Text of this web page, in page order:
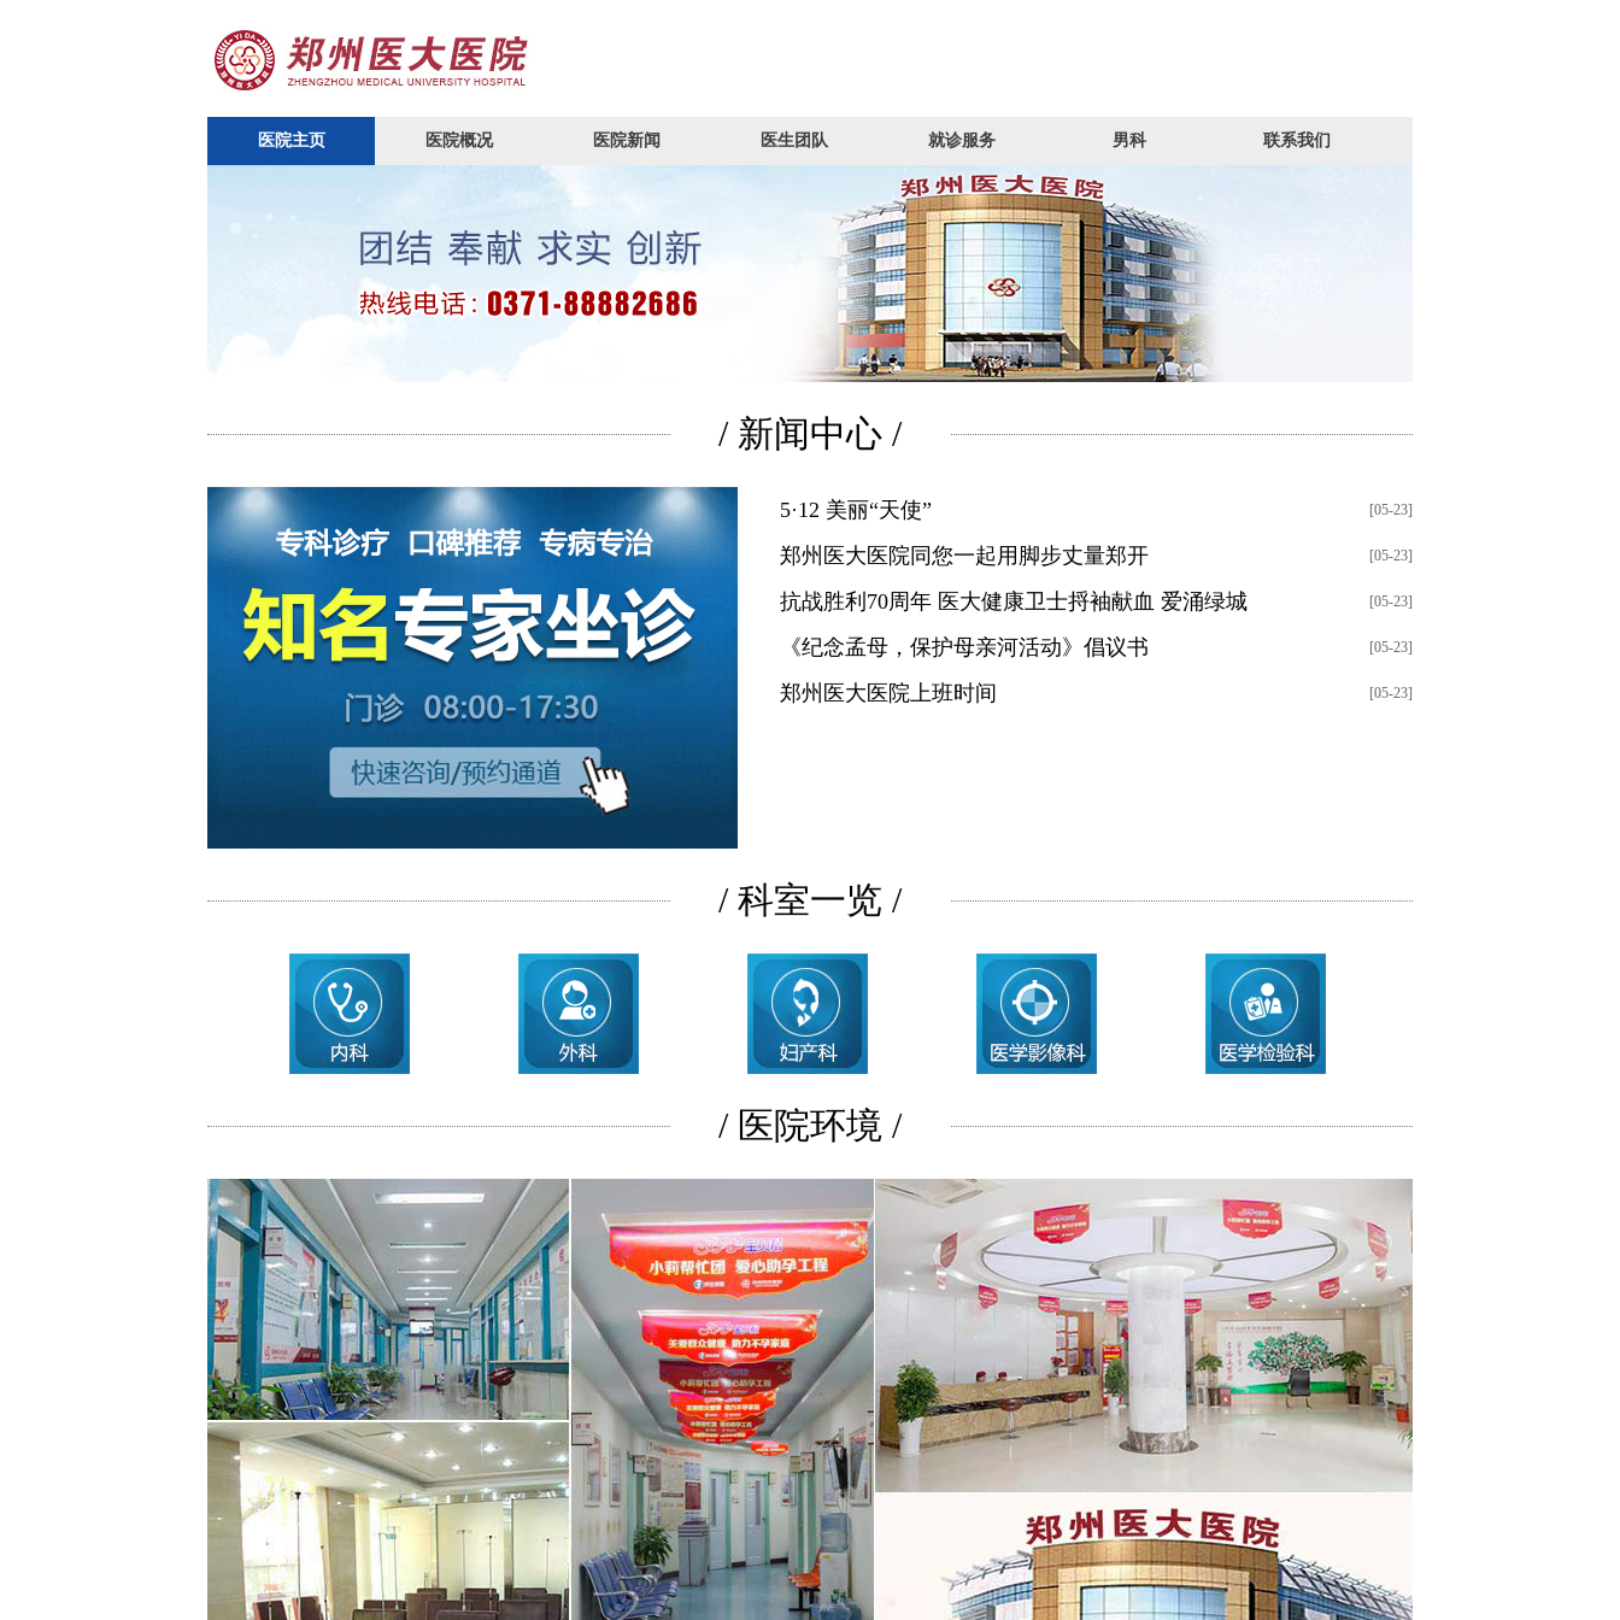
医院主页 医院概况 医院新闻 医生团队 就诊服务 男科 联系我们
/ 新闻中心 /
[05-23]
5·12 美丽“天使”
[05-23]
郑州医大医院同您一起用脚步丈量郑开
[05-23]
抗战胜利70周年 医大健康卫士捋袖献血 爱涌绿城
[05-23]
《纪念孟母，保护母亲河活动》倡议书
[05-23]
郑州医大医院上班时间
/ 科室一览 /
/ 医院环境 /